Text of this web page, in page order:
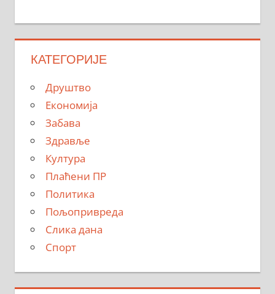
КАТЕГОРИЈЕ
Друштво
Економија
Забава
Здравље
Култура
Плаћени ПР
Политика
Пољопривреда
Слика дана
Спорт